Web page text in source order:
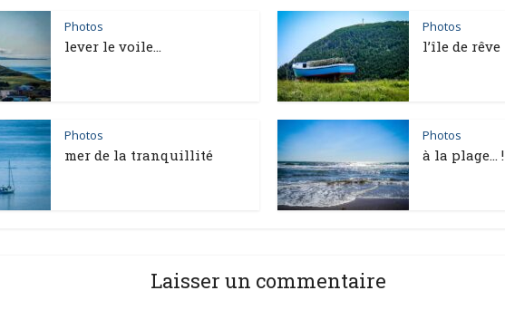
Photos
lever le voile…
Photos
l’île de rêve
Photos
mer de la tranquillité
Photos
à la plage… !
Laisser un commentaire